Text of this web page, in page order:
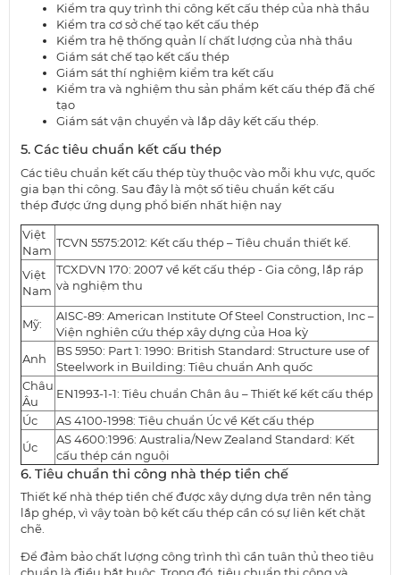
Kiểm tra quy trình thi công kết cấu thép của nhà thầu
Kiểm tra cơ sở chế tạo kết cấu thép
Kiểm tra hệ thống quản lí chất lượng của nhà thầu
Giám sát chế tạo kết cấu thép
Giám sát thí nghiệm kiểm tra kết cấu
Kiểm tra và nghiệm thu sản phẩm kết cấu thép đã chế
tạo
Giám sát vận chuyển và lắp dây kết cấu thép.
5. Các tiêu chuẩn kết cấu thép
Các tiêu chuẩn kết cấu thép tùy thuộc vào mỗi khu vực, quốc
gia bạn thi công. Sau đây là một số tiêu chuẩn kết cấu
thép được ứng dụng phổ biến nhất hiện nay
Việt
Nam
TCVN 5575:2012: Kết cấu thép – Tiêu chuẩn thiết kế.
Việt
Nam
TCXDVN 170: 2007 về kết cấu thép - Gia công, lắp ráp
và nghiệm thu
Mỹ:
AISC-89: American Institute Of Steel Construction, Inc –
Viện nghiên cứu thép xây dựng của Hoa kỳ
Anh
BS 5950: Part 1: 1990: British Standard: Structure use of
Steelwork in Building: Tiêu chuẩn Anh quốc
Châu
Âu
EN1993-1-1: Tiêu chuẩn Chân âu – Thiết kế kết cấu thép
Úc
AS 4100-1998: Tiêu chuẩn Úc về Kết cấu thép
Úc
AS 4600:1996: Australia/New Zealand Standard: Kết
cấu thép cán nguội
6. Tiêu chuẩn thi công nhà thép tiền chế
Thiết kế nhà thép tiền chế được xây dựng dựa trên nền tảng
lắp ghép, vì vậy toàn bộ kết cấu thép cần có sự liên kết chặt
chẽ.
Để đảm bảo chất lượng công trình thì cần tuân thủ theo tiêu